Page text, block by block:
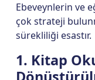
Ebeveynlerin ve
çok strateji
sürekliliği esastır.
1. Kitap